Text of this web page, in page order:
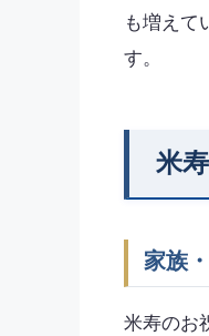
も増えて
す。
米
家族
米寿のお